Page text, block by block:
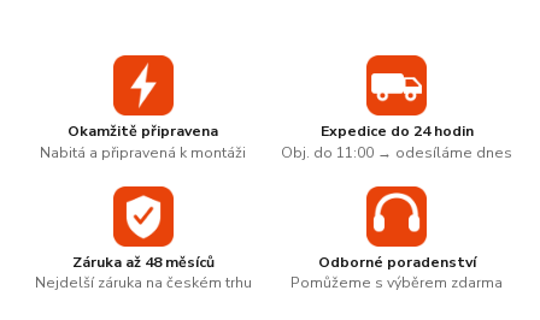
Okamžitě připravena
Nabitá a připravená k montáži
Expedice do 24 hodin
Obj. do 11:00 → odesíláme dnes
Záruka až 48 měsíců
Nejdelší záruka na českém trhu
Odborné poradenství
Pomůžeme s výběrem zdarma